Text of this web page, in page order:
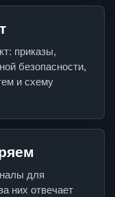
приказы,
безопасности,
и схему
для
них отвечает